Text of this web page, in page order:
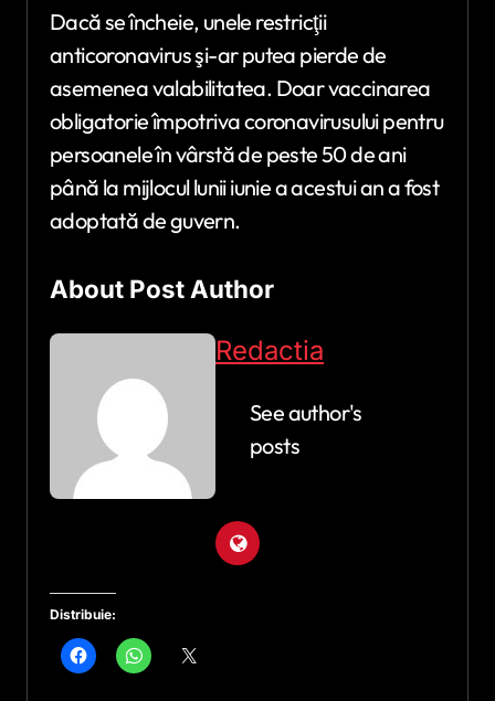
Dacă se încheie, unele restricţii
anticoronavirus şi-ar putea pierde de
asemenea valabilitatea. Doar vaccinarea
obligatorie împotriva coronavirusului pentru
persoanele în vârstă de peste 50 de ani
până la mijlocul lunii iunie a acestui an a fost
adoptată de guvern.
About Post Author
Redactia
See author's
posts
Distribuie: